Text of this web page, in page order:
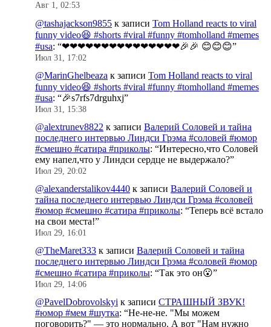
Авг 1, 02:53
@tashajackson9855 к записи Tom Holland reacts to viral
funny video😆 #shorts #viral #funny #tomholland #memes
#usa: “❤❤❤❤❤❤❤❤❤❤❤❤❤❤❤🎉🎉 😊😊😊”
Июл 31, 17:02
@MarinGhelbeaza к записи Tom Holland reacts to viral
funny video😆 #shorts #viral #funny #tomholland #memes
#usa: “🎉s7rfs7drguhxj”
Июл 31, 15:38
@alextrunev8822 к записи Валерий Соловей и тайна
последнего интервью Линдси Грэма #соловей #юмор
#смешно #сатира #приколы: “Интересно,что Соловей
ему напел,что у Линдси сердце не выдержало?”
Июл 29, 20:02
@alexanderstalikov4440 к записи Валерий Соловей и
тайна последнего интервью Линдси Грэма #соловей
#юмор #смешно #сатира #приколы: “Теперь всё встало
на свои места!”
Июл 29, 16:01
@TheMaret333 к записи Валерий Соловей и тайна
последнего интервью Линдси Грэма #соловей #юмор
#смешно #сатира #приколы: “Так это он😮”
Июл 29, 14:06
@PavelDobrovolskyi к записи СТРАШНЫЙ ЗВУК!
#юмор #мем #шутка: “Не-не-не. "Мы можем
поговорить?" — это нормально. А вот "Нам нужно